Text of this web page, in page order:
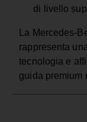
di livello
La Mercedes-
rappresenta
tecnologia e
guida premium